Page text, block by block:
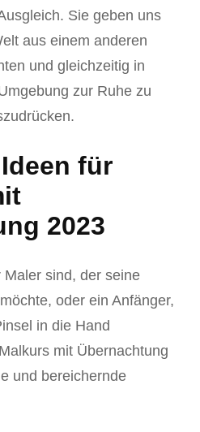
Sie geben uns
aus einem anderen
und gleichzeitig in
zur Ruhe zu
für
2023
sind, der seine
oder ein Anfänger,
in die Hand
mit Übernachtung
und bereichernde